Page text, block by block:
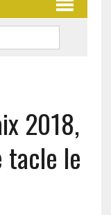
2018,
tacle le